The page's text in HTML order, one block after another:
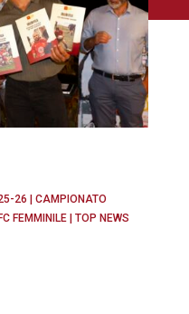
26
CAMPIONATO
FEMMINILE| TOP NEWS